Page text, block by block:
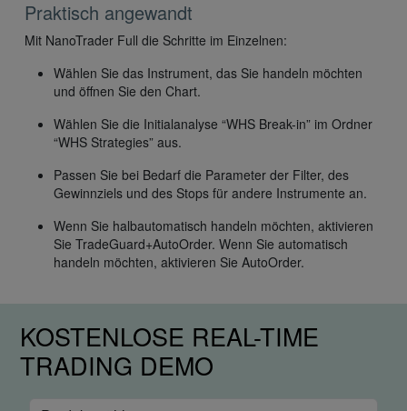
Praktisch angewandt
Mit NanoTrader Full die Schritte im Einzelnen:
Wählen Sie das Instrument, das Sie handeln möchten
und öffnen Sie den Chart.
Wählen Sie die Initialanalyse “WHS Break-in” im Ordner
“WHS Strategies” aus.
Passen Sie bei Bedarf die Parameter der Filter, des
Gewinnziels und des Stops für andere Instrumente an.
Wenn Sie halbautomatisch handeln möchten, aktivieren
Sie TradeGuard+AutoOrder. Wenn Sie automatisch
handeln möchten, aktivieren Sie AutoOrder.
KOSTENLOSE REAL-TIME
TRADING DEMO